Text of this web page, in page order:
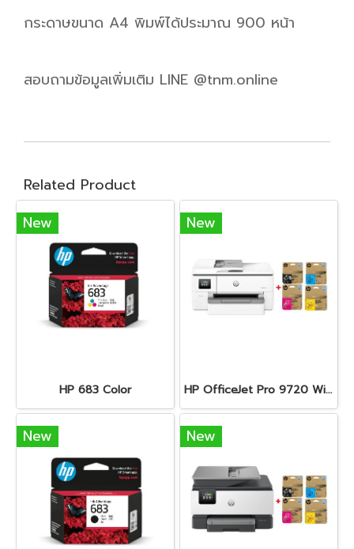
กระดาษขนาด A4 พิมพ์ได้ประมาณ 900 หน้า
สอบถามข้อมูลเพิ่มเติม LINE @tnm.online
Related Product
New
HP 683 Color
New
HP OfficeJet Pro 9720 Wide Format All-in-One + HP 938e BK/C/M/Y
New New